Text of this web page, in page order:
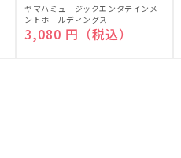
シック名曲集
販
売
元:
ヤマハミュージックエンタテインメ
ントホールディングス
通常価格
3,080 円（税込）